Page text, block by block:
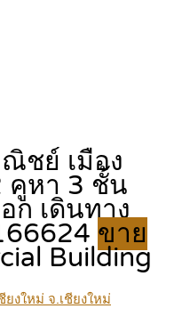
ชย์ เมือง
คูหา 3 ชั้น
ก เดินทาง
ขาย
Building
ยงใหม่ จ.เชียงใหม่